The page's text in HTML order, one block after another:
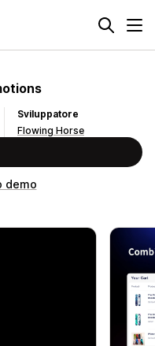
Sviluppatore
Flowing Horse
demo